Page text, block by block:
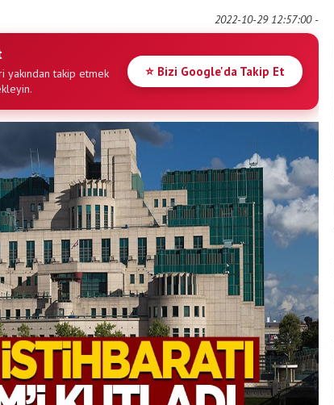
2022-10-29 12:57:00 -
takip etmek
⭐ Bizi Google'da Takip Et